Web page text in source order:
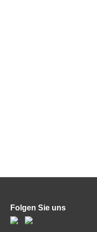
Folgen Sie uns